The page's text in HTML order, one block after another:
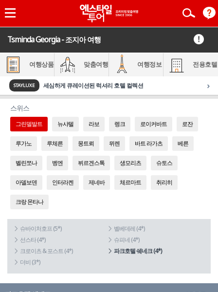
Tsminda Georgia - 조지아 여행
여행상품 맞춤여행 여행정보 전용호텔
STAYLUXE 세심하게 큐레이션된 럭셔리 호텔 컬렉션 ›
스위스
그린델발트 뉴샤텔 라보 렝크 로이커바트 로잔
루가노 루체른 몽트뢰 뮈렌 바트 라가츠 베른
벨린쪼나 벵엔 뷔르겐스톡 생모리츠 슈토스
아델보덴 인터라켄 제네바 체르마트 취리히
크랑 몬타나
슈바이처호프 (5*)
벨베데레 (4*)
선스타 (4*)
슈피네 (4*)
크로이츠 & 포스트 (4*)
파크호텔 쉐네크 (4*)
더비 (3*)